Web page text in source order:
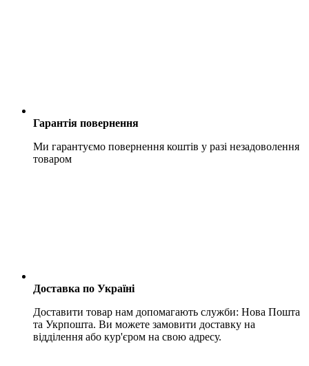
Гарантія повернення
Ми гарантуємо повернення коштів у разі незадоволення
товаром
Доставка по Україні
Доставити товар нам допомагають служби: Нова Пошта
та Укрпошта. Ви можете замовити доставку на
відділення або кур'єром на свою адресу.